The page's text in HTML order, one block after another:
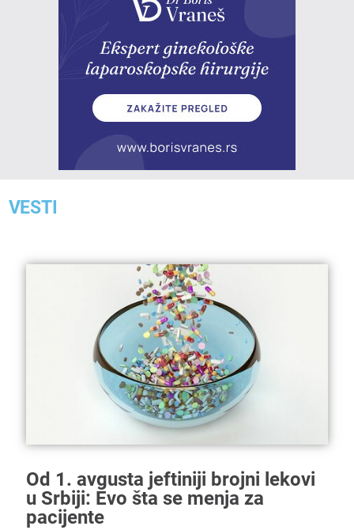
VESTI
Od 1. avgusta jeftiniji brojni lekovi
u Srbiji: Evo šta se menja za
pacijente